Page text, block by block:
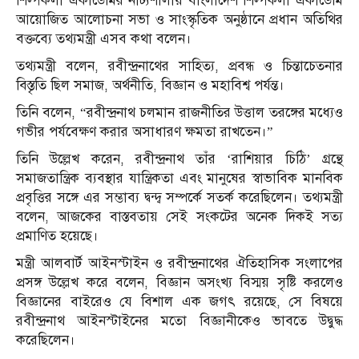
আয়োজিত আলোচনা সভা ও সাংস্কৃতিক অনুষ্ঠানে প্রধান অতিথির
বক্তব্যে তথ্যমন্ত্রী এসব কথা বলেন।
তথ্যমন্ত্রী বলেন, রবীন্দ্রনাথের সাহিত্য, প্রবন্ধ ও চিন্তাচেতনার
বিস্তৃতি ছিল সমাজ, অর্থনীতি, বিজ্ঞান ও মহাবিশ্ব পর্যন্ত।
তিনি বলেন, “রবীন্দ্রনাথ চলমান রাজনীতির উত্তাল তরঙ্গের মধ্যেও
গভীর পর্যবেক্ষণ করার অসাধারণ ক্ষমতা রাখতেন।”
তিনি উল্লেখ করেন, রবীন্দ্রনাথ তাঁর ‘রাশিয়ার চিঠি’ গ্রন্থে
সমাজতান্ত্রিক ব্যবস্থার যান্ত্রিকতা এবং মানুষের স্বাভাবিক মানবিক
প্রবৃত্তির সঙ্গে এর সম্ভাব্য দ্বন্দ্ব সম্পর্কে সতর্ক করেছিলেন। তথ্যমন্ত্রী
বলেন, আজকের বাস্তবতায় সেই সংকটের অনেক দিকই সত্য
প্রমাণিত হয়েছে।
মন্ত্রী আলবার্ট আইনস্টাইন ও রবীন্দ্রনাথের ঐতিহাসিক সংলাপের
প্রসঙ্গ উল্লেখ করে বলেন, বিজ্ঞান অসংখ্য বিস্ময় সৃষ্টি করলেও
বিজ্ঞানের বাইরেও যে বিশাল এক জগৎ রয়েছে, সে বিষয়ে
রবীন্দ্রনাথ আইনস্টাইনের মতো বিজ্ঞানীকেও ভাবতে উদ্বুদ্ধ
করেছিলেন।